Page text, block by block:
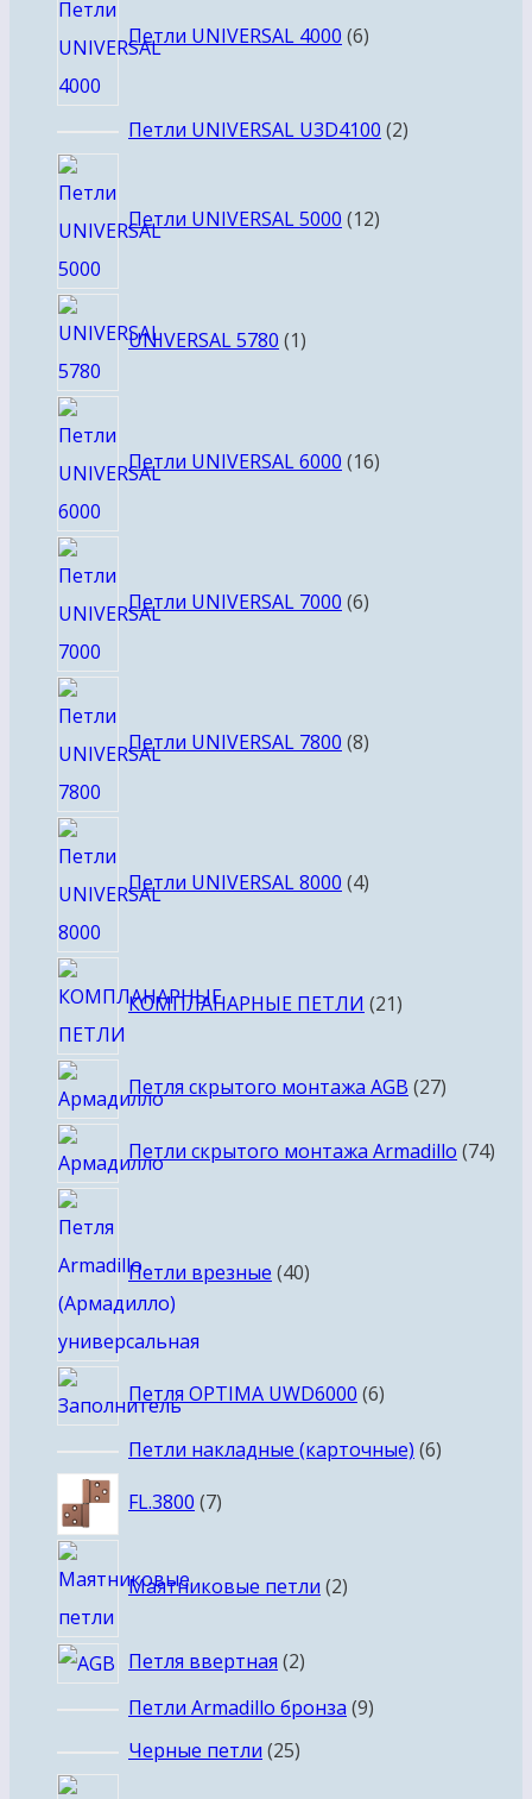
Петли UNIVERSAL 4000 6товаров
Петли UNIVERSAL U3D4100 22
Петли UNIVERSAL 5000 12товаров
UNIVERSAL 5780 1товар
Петли UNIVERSAL 6000 16товаров
Петли UNIVERSAL 7000 6товаров
Петли UNIVERSAL 7800 8товаров
Петли UNIVERSAL 8000 4товара
КОМПЛАНАРНЫЕ ПЕТЛИ 21товар
Петля скрытого монтажа AGB 2727
Петли скрытого монтажа Armadillo 7474
Петли врезные 40
Петля OPTIMA UWD6000 66
Петли накладные (карточные) 66
FL.3800 77
Маятниковые петли 2товара
Петля ввертная 22
товара
Петли Armadillo бронза 99
Черные петли 2525